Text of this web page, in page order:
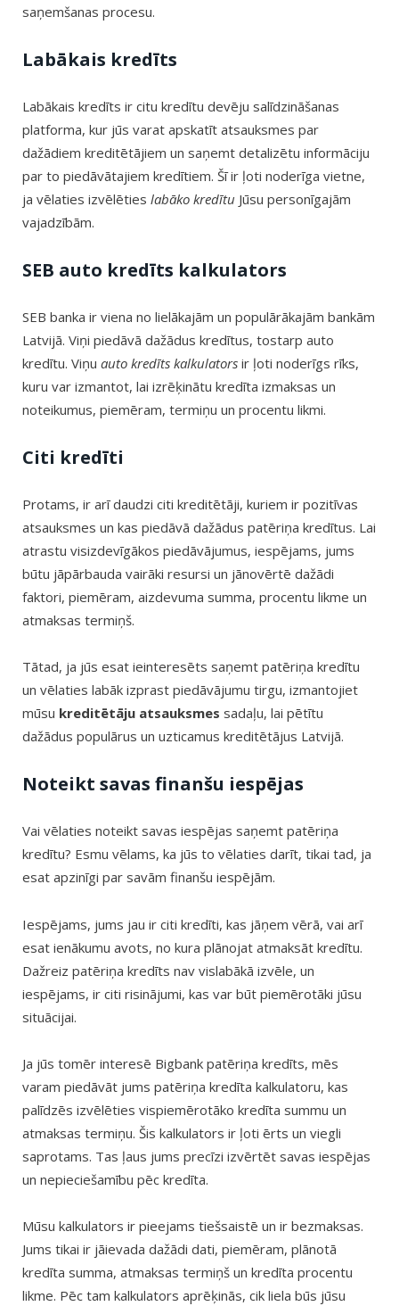
saņemšanas procesu.
Labākais kredīts
Labākais kredīts ir citu kredītu devēju salīdzināšanas
platforma, kur jūs varat apskatīt atsauksmes par
dažādiem kreditētājiem un saņemt detalizētu informāciju
par to piedāvātajiem kredītiem. Šī ir ļoti noderīga vietne,
ja vēlaties izvēlēties labāko kredītu Jūsu personīgajām
vajadzībām.
SEB auto kredīts kalkulators
SEB banka ir viena no lielākajām un populārākajām bankām
Latvijā. Viņi piedāvā dažādus kredītus, tostarp auto
kredītu. Viņu auto kredīts kalkulators ir ļoti noderīgs rīks,
kuru var izmantot, lai izrēķinātu kredīta izmaksas un
noteikumus, piemēram, termiņu un procentu likmi.
Citi kredīti
Protams, ir arī daudzi citi kreditētāji, kuriem ir pozitīvas
atsauksmes un kas piedāvā dažādus patēriņa kredītus. Lai
atrastu visizdevīgākos piedāvājumus, iespējams, jums
būtu jāpārbauda vairāki resursi un jānovērtē dažādi
faktori, piemēram, aizdevuma summa, procentu likme un
atmaksas termiņš.
Tātad, ja jūs esat ieinteresēts saņemt patēriņa kredītu
un vēlaties labāk izprast piedāvājumu tirgu, izmantojiet
mūsu kreditētāju atsauksmes sadaļu, lai pētītu
dažādus populārus un uzticamus kreditētājus Latvijā.
Noteikt savas finanšu iespējas
Vai vēlaties noteikt savas iespējas saņemt patēriņa
kredītu? Esmu vēlams, ka jūs to vēlaties darīt, tikai tad, ja
esat apzinīgi par savām finanšu iespējām.
Iespējams, jums jau ir citi kredīti, kas jāņem vērā, vai arī
esat ienākumu avots, no kura plānojat atmaksāt kredītu.
Dažreiz patēriņa kredīts nav vislabākā izvēle, un
iespējams, ir citi risinājumi, kas var būt piemērotāki jūsu
situācijai.
Ja jūs tomēr interesē Bigbank patēriņa kredīts, mēs
varam piedāvāt jums patēriņa kredīta kalkulatoru, kas
palīdzēs izvēlēties vispiemērotāko kredīta summu un
atmaksas termiņu. Šis kalkulators ir ļoti ērts un viegli
saprotams. Tas ļaus jums precīzi izvērtēt savas iespējas
un nepieciešamību pēc kredīta.
Mūsu kalkulators ir pieejams tiešsaistē un ir bezmaksas.
Jums tikai ir jāievada dažādi dati, piemēram, plānotā
kredīta summa, atmaksas termiņš un kredīta procentu
likme. Pēc tam kalkulators aprēķinās, cik liela būs jūsu